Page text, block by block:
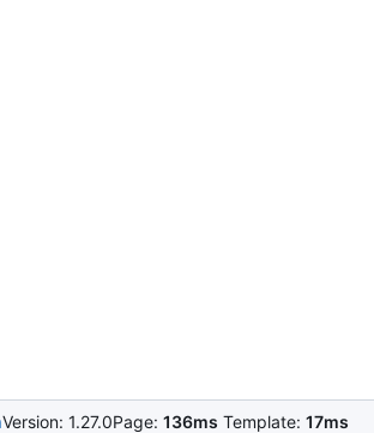
Version: 1.27.0Page: 136ms Template: 17ms